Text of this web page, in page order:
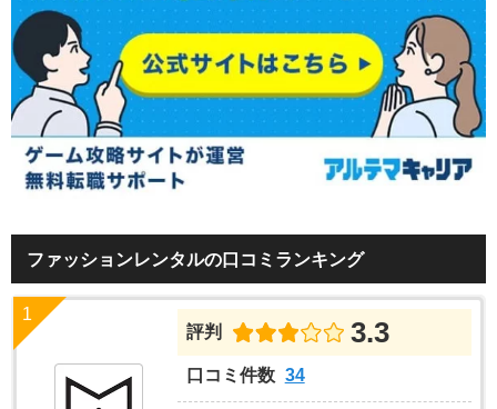
ファッションレンタルの口コミランキング
評判 3.3
口コミ件数 34